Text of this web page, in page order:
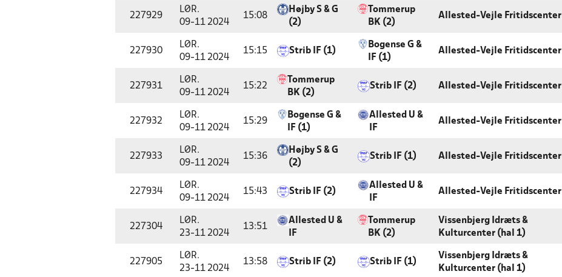
227929
LØR.
09-11 2024
15:08
Højby S & G
(2)
Tommerup
BK (2)
Allested-Vejle Fritidscenter
227930
LØR.
09-11 2024
15:15 Strib IF (1)
Bogense G &
IF (1)
Allested-Vejle Fritidscenter
227931
LØR.
09-11 2024
15:22
Tommerup
BK (2)
Strib IF (2) Allested-Vejle Fritidscenter
227932
LØR.
09-11 2024
15:29
Bogense G &
IF (1)
Allested U &
IF
Allested-Vejle Fritidscenter
227933
LØR.
09-11 2024
15:36
Højby S & G
(2)
Strib IF (1) Allested-Vejle Fritidscenter
227934
LØR.
09-11 2024
15:43 Strib IF (2)
Allested U &
IF
Allested-Vejle Fritidscenter
227304
LØR.
23-11 2024
13:51
Allested U &
IF
Tommerup
BK (2)
Vissenbjerg Idræts &
Kulturcenter (hal 1)
227905
LØR.
23-11 2024
13:58 Strib IF (2) Strib IF (1)
Vissenbjerg Idræts &
Kulturcenter (hal 1)